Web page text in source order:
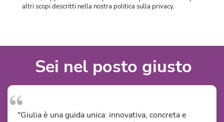
altri scopi descritti nella nostra politica sulla privacy.
Sei nel posto giusto
"Giulia è una guida unica: innovativa, concreta e